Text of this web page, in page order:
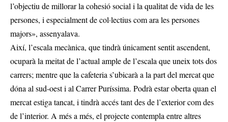
l’objectiu de millorar la cohesió social i la qualitat de vida de les
persones, i especialment de col·lectius com ara les persones
majors», assenyalava.
Així, l’escala mecànica, que tindrà únicament sentit ascendent,
ocuparà la meitat de l’actual ample de l’escala que uneix tots dos
carrers; mentre que la cafeteria s’ubicarà a la part del mercat que
dóna al sud-oest i al Carrer Puríssima. Podrà estar oberta quan el
mercat estiga tancat, i tindrà accés tant des de l’exterior com des
de l’interior. A més a més, el projecte contempla entre altres